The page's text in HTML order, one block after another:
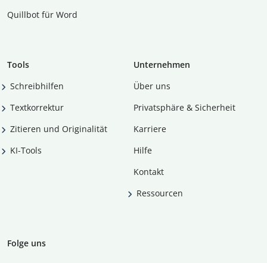
Quillbot für Word
Tools
Schreibhilfen
Textkorrektur
Zitieren und Originalität
KI-Tools
Unternehmen
Über uns
Privatsphäre & Sicherheit
Karriere
Hilfe
Kontakt
Ressourcen
Folge uns